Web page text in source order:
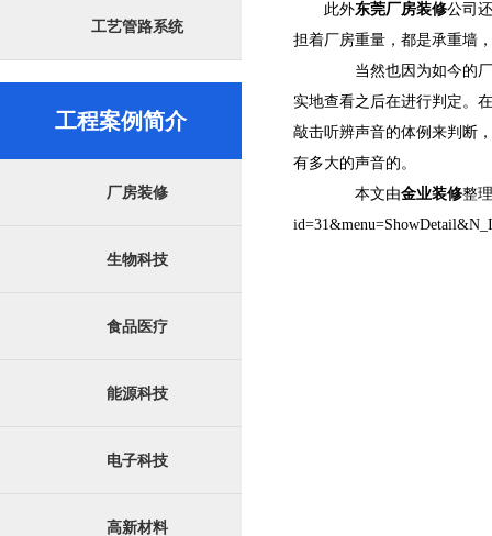
工艺管路系统
工程案例简介
厂房装修
生物科技
食品医疗
能源科技
电子科技
高新材料
此外东莞厂房装修公司
担着厂房重量，都是承重墙
当然也因为如今的厂
实地查看之后在进行判定。
敲击听辨声音的体例来判断
有多大的声音的。
本文由金业装修整